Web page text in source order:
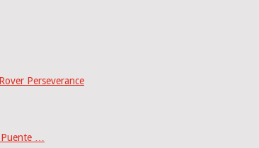
Perseverance
…